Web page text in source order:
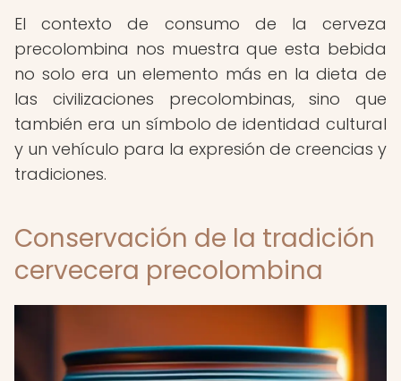
El contexto de consumo de la cerveza
precolombina nos muestra que esta bebida
no solo era un elemento más en la dieta de
las civilizaciones precolombinas, sino que
también era un símbolo de identidad cultural
y un vehículo para la expresión de creencias y
tradiciones.
Conservación de la tradición
cervecera precolombina